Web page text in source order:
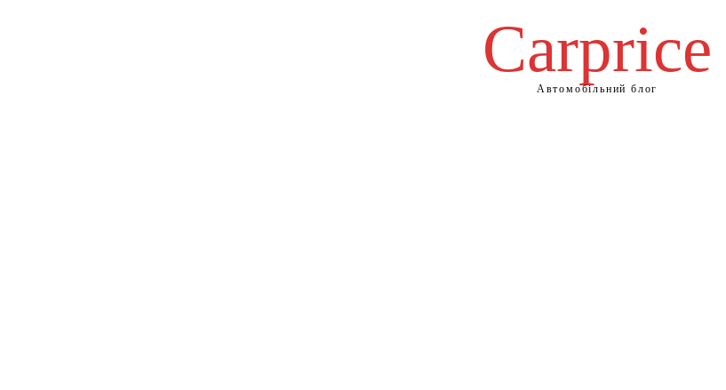
Сarprice
Автомобільний блог